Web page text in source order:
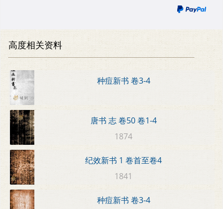
高度相关资料
种痘新书 卷3-4
唐书 志 卷50 卷1-4
1874
纪效新书 1 卷首至卷4
1841
种痘新书 卷3-4